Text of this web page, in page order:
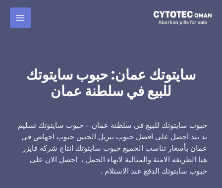
إلى
سايتوتك عمان: حبوب سايتوتك
للبيع في سلطنة عمان
حبوب سايتوتك للبيع فى سلطنة عمان – حبوب سايتوتك تسليم
يد بيد احصل على افضل حبوب تنزيل الجنين حبوب اجهاض فى
عمان بأسعار تناسب الجميع حبوب سايتوتك انتاج شركة فايزر
هيا الطريقه الامنة والمثالية لانهاء الحمل ، احصل الان على
حبوب سايتوتك الدفع عند الاستلام .